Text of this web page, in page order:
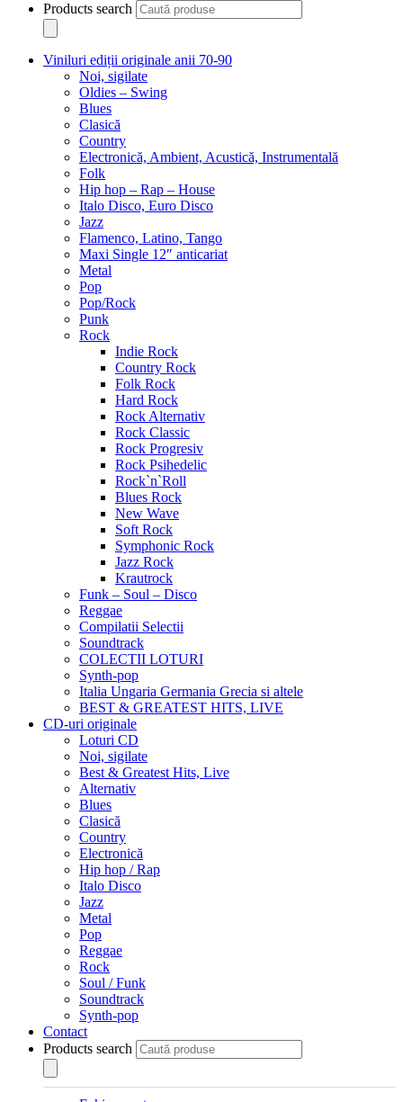
Products search
Viniluri ediții originale anii 70-90
Noi, sigilate
Oldies – Swing
Blues
Clasică
Country
Electronică, Ambient, Acustică, Instrumentală
Folk
Hip hop – Rap – House
Italo Disco, Euro Disco
Jazz
Flamenco, Latino, Tango
Maxi Single 12″ anticariat
Metal
Pop
Pop/Rock
Punk
Rock
Indie Rock
Country Rock
Folk Rock
Hard Rock
Rock Alternativ
Rock Classic
Rock Progresiv
Rock Psihedelic
Rock`n`Roll
Blues Rock
New Wave
Soft Rock
Symphonic Rock
Jazz Rock
Krautrock
Funk – Soul – Disco
Reggae
Compilatii Selectii
Soundtrack
COLECTII LOTURI
Synth-pop
Italia Ungaria Germania Grecia si altele
BEST & GREATEST HITS, LIVE
CD-uri originale
Loturi CD
Noi, sigilate
Best & Greatest Hits, Live
Alternativ
Blues
Clasică
Country
Electronică
Hip hop / Rap
Italo Disco
Jazz
Metal
Pop
Reggae
Rock
Soul / Funk
Soundtrack
Synth-pop
Contact
Products search